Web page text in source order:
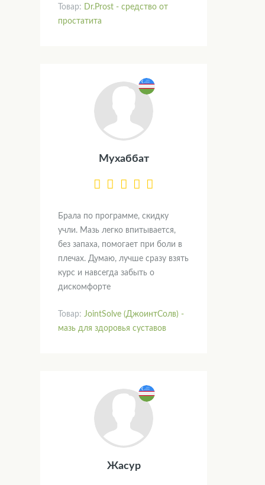
Товар: Dr.Prost - средство от
простатита
Мухаббат
Брала по программе, скидку
учли. Мазь легко впитывается,
без запаха, помогает при боли в
плечах. Думаю, лучше сразу взять
курс и навсегда забыть о
дискомфорте
Товар: JointSolve (ДжоинтСолв) -
мазь для здоровья суставов
Жасур